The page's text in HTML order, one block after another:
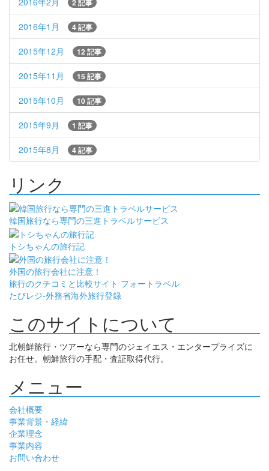
2 記事
2016年1月 4 記事
2015年12月 12 記事
2015年11月 15 記事
2015年10月 10 記事
2015年9月 1 記事
2015年8月 4 記事
リンク
韓国旅行なら専門の三進トラベルサービス
トシちゃんの旅行記
外国の旅行会社に注意！
旅行のクチコミと比較サイト フォートラベル
たびレジ-外務省海外旅行登録
このサイトについて
北朝鮮旅行・ツアーなら専門のジェイエス・エンタープライズに
お任せ。朝鮮旅行の手配・査証取得代行。
メニュー
会社概要
事業背景・経緯
企業理念
事業内容
お問い合わせ